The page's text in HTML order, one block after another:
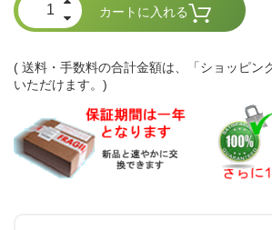
カートに入れる
( 送料・手数料の合計金額は、「ショッピン
いただけます。)